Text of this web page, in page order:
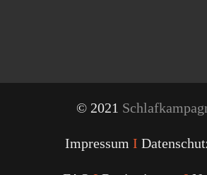
© 2021
Impressum I